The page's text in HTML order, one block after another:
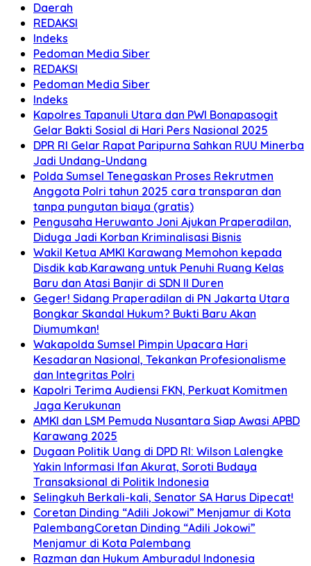
Daerah
REDAKSI
Indeks
Pedoman Media Siber
REDAKSI
Pedoman Media Siber
Indeks
Kapolres Tapanuli Utara dan PWI Bonapasogit
Gelar Bakti Sosial di Hari Pers Nasional 2025
DPR RI Gelar Rapat Paripurna Sahkan RUU Minerba
Jadi Undang-Undang
Polda Sumsel Tenegaskan Proses Rekrutmen
Anggota Polri tahun 2025 cara transparan dan
tanpa pungutan biaya (gratis)
Pengusaha Heruwanto Joni Ajukan Praperadilan,
Diduga Jadi Korban Kriminalisasi Bisnis
Wakil Ketua AMKI Karawang Memohon kepada
Disdik kab.Karawang untuk Penuhi Ruang Kelas
Baru dan Atasi Banjir di SDN II Duren
Geger! Sidang Praperadilan di PN Jakarta Utara
Bongkar Skandal Hukum? Bukti Baru Akan
Diumumkan!
Wakapolda Sumsel Pimpin Upacara Hari
Kesadaran Nasional, Tekankan Profesionalisme
dan Integritas Polri
Kapolri Terima Audiensi FKN, Perkuat Komitmen
Jaga Kerukunan
AMKI dan LSM Pemuda Nusantara Siap Awasi APBD
Karawang 2025
Dugaan Politik Uang di DPD RI: Wilson Lalengke
Yakin Informasi Ifan Akurat, Soroti Budaya
Transaksional di Politik Indonesia
Selingkuh Berkali-kali, Senator SA Harus Dipecat!
Coretan Dinding “Adili Jokowi” Menjamur di Kota
PalembangCoretan Dinding “Adili Jokowi”
Menjamur di Kota Palembang
Razman dan Hukum Amburadul Indonesia